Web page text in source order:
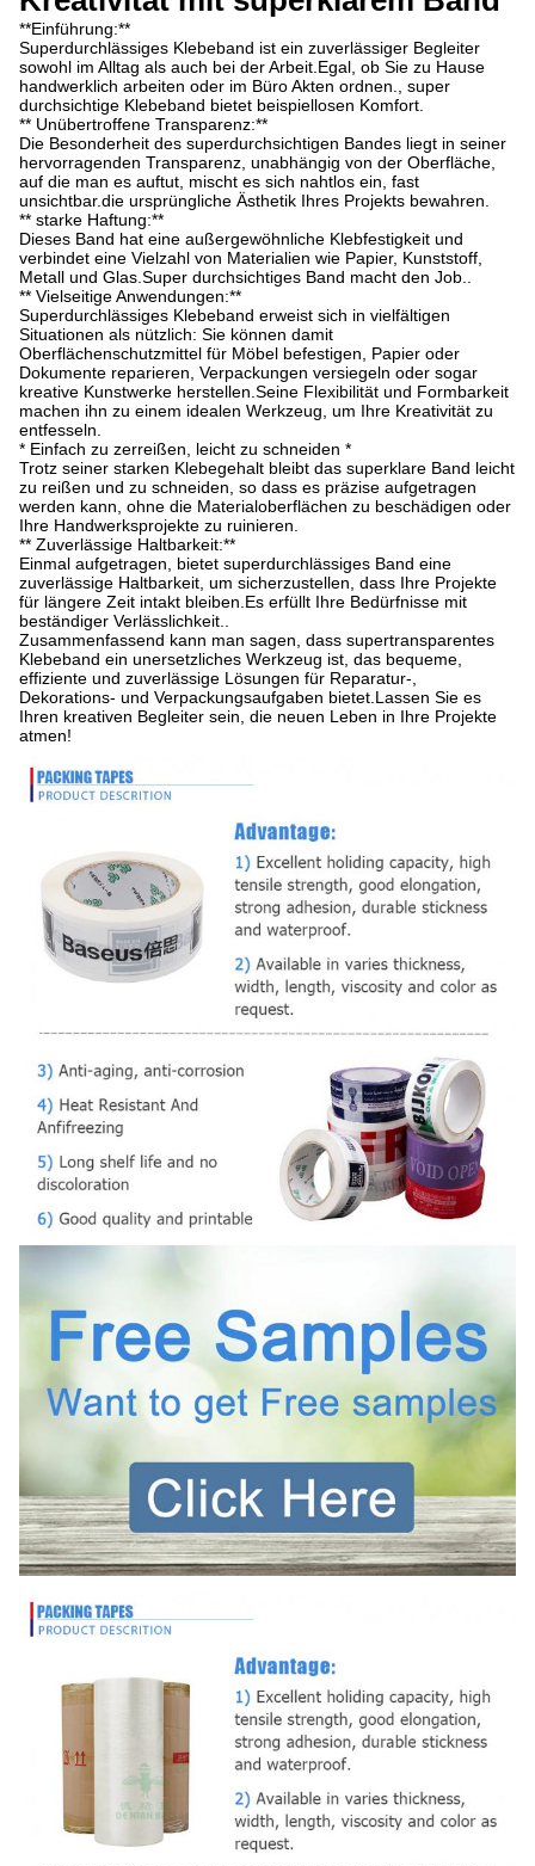
**Einführung:**
Superdurchlässiges Klebeband ist ein zuverlässiger Begleiter
sowohl im Alltag als auch bei der Arbeit.Egal, ob Sie zu Hause
handwerklich arbeiten oder im Büro Akten ordnen., super
durchsichtige Klebeband bietet beispiellosen Komfort.
** Unübertroffene Transparenz:**
Die Besonderheit des superdurchsichtigen Bandes liegt in seiner
hervorragenden Transparenz, unabhängig von der Oberfläche,
auf die man es auftut, mischt es sich nahtlos ein, fast
unsichtbar.die ursprüngliche Ästhetik Ihres Projekts bewahren.
** starke Haftung:**
Dieses Band hat eine außergewöhnliche Klebfestigkeit und
verbindet eine Vielzahl von Materialien wie Papier, Kunststoff,
Metall und Glas.Super durchsichtiges Band macht den Job..
** Vielseitige Anwendungen:**
Superdurchlässiges Klebeband erweist sich in vielfältigen
Situationen als nützlich: Sie können damit
Oberflächenschutzmittel für Möbel befestigen, Papier oder
Dokumente reparieren, Verpackungen versiegeln oder sogar
kreative Kunstwerke herstellen.Seine Flexibilität und Formbarkeit
machen ihn zu einem idealen Werkzeug, um Ihre Kreativität zu
entfesseln.
* Einfach zu zerreißen, leicht zu schneiden *
Trotz seiner starken Klebegehalt bleibt das superklare Band leicht
zu reißen und zu schneiden, so dass es präzise aufgetragen
werden kann, ohne die Materialoberflächen zu beschädigen oder
Ihre Handwerksprojekte zu ruinieren.
** Zuverlässige Haltbarkeit:**
Einmal aufgetragen, bietet superdurchlässiges Band eine
zuverlässige Haltbarkeit, um sicherzustellen, dass Ihre Projekte
für längere Zeit intakt bleiben.Es erfüllt Ihre Bedürfnisse mit
beständiger Verlässlichkeit..
Zusammenfassend kann man sagen, dass supertransparentes
Klebeband ein unersetzliches Werkzeug ist, das bequeme,
effiziente und zuverlässige Lösungen für Reparatur-,
Dekorations- und Verpackungsaufgaben bietet.Lassen Sie es
Ihren kreativen Begleiter sein, die neuen Leben in Ihre Projekte
atmen!